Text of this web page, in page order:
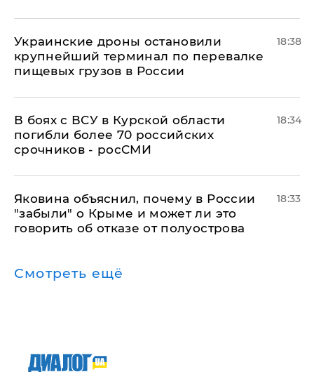
Украинские дроны остановили
крупнейший терминал по перевалке
пищевых грузов в России
18:38
В боях с ВСУ в Курской области
погибли более 70 российских
срочников - росСМИ
18:34
Яковина объяснил, почему в России
"забыли" о Крыме и может ли это
говорить об отказе от полуострова
18:33
Смотреть ещё